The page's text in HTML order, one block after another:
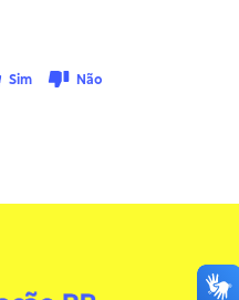
Sim Não